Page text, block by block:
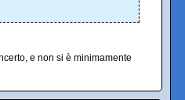
e non si è minimamente